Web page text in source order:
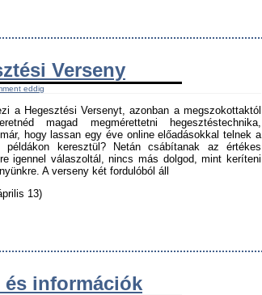
Verseny
eddig
a Hegesztési Versenyt, azonban a megszokottaktól
magad megmérettetni hegesztéstechnika,
hogy lassan egy éve online előadásokkal telnek a
keresztül? Netán csábítanak az értékes
igennel válaszoltál, nincs más dolgod, mint keríteni
A verseny két fordulóból áll
13)
és információk